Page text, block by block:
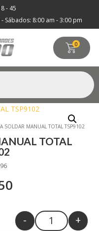
- 45
Sábados: 8:00 am - 3:00 pm
0
SOLDAR MANUAL TOTAL TSP9102
TOTAL
Quantity
- +